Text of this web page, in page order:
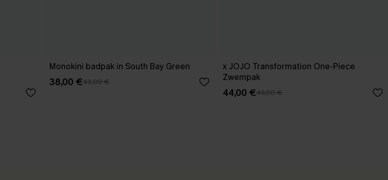
Monokini badpak in South Bay Green
38,00 €43,00 €
x JOJO Transformation One-Piece
Zwempak
44,00 €49,00 €